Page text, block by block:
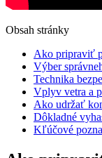
Obsah stránky
Ako ‍pripraviť
Výber
Technika
Vplyv vetra a
Ako udržať
Dôkladné
Kľúčové